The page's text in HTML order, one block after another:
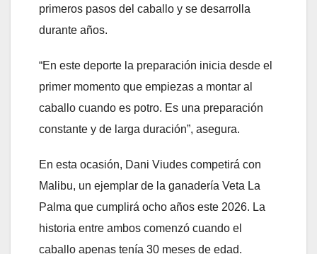
primeros pasos del caballo y se desarrolla
durante años.
“En este deporte la preparación inicia desde el
primer momento que empiezas a montar al
caballo cuando es potro. Es una preparación
constante y de larga duración”, asegura.
En esta ocasión, Dani Viudes competirá con
Malibu, un ejemplar de la ganadería Veta La
Palma que cumplirá ocho años este 2026. La
historia entre ambos comenzó cuando el
caballo apenas tenía 30 meses de edad.